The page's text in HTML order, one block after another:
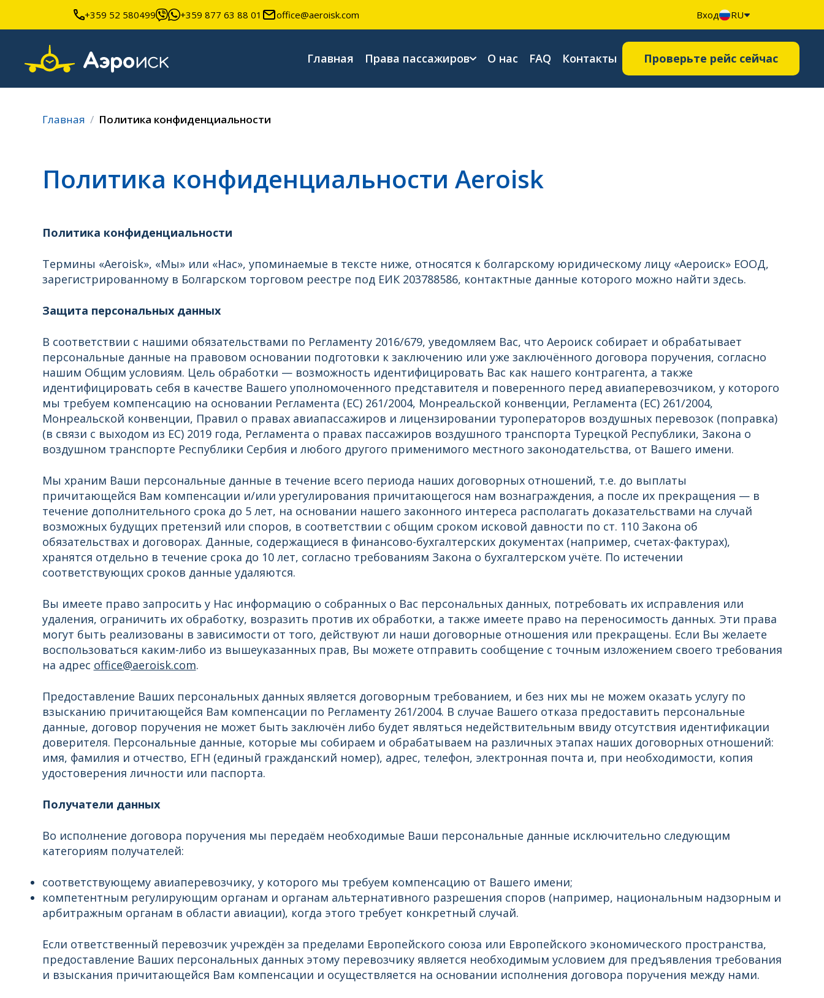
+359 52 580499 +359 877 63 88 01 office@aeroisk.com Вход RU
Главная Права пассажиров О нас FAQ Контакты Проверьте рейс сейчас
Главная Политика конфиденциальности
Политика конфиденциальности Aeroisk
Политика конфиденциальности
Термины «Aeroisk», «Мы» или «Нас», упоминаемые в тексте ниже, относятся к болгарскому юридическому лицу «Аероиск» ЕООД,
зарегистрированному в Болгарском торговом реестре под ЕИК 203788586, контактные данные которого можно найти здесь.
Защита персональных данных
В соответствии с нашими обязательствами по Регламенту 2016/679, уведомляем Вас, что Аероиск собирает и обрабатывает
персональные данные на правовом основании подготовки к заключению или уже заключённого договора поручения, согласно
нашим Общим условиям. Цель обработки — возможность идентифицировать Вас как нашего контрагента, а также
идентифицировать себя в качестве Вашего уполномоченного представителя и поверенного перед авиаперевозчиком, у которого
мы требуем компенсацию на основании Регламента (ЕС) 261/2004, Монреальской конвенции, Регламента (ЕС) 261/2004,
Монреальской конвенции, Правил о правах авиапассажиров и лицензировании туроператоров воздушных перевозок (поправка)
(в связи с выходом из ЕС) 2019 года, Регламента о правах пассажиров воздушного транспорта Турецкой Республики, Закона о
воздушном транспорте Республики Сербия и любого другого применимого местного законодательства, от Вашего имени.
Мы храним Ваши персональные данные в течение всего периода наших договорных отношений, т.е. до выплаты
причитающейся Вам компенсации и/или урегулирования причитающегося нам вознаграждения, а после их прекращения — в
течение дополнительного срока до 5 лет, на основании нашего законного интереса располагать доказательствами на случай
возможных будущих претензий или споров, в соответствии с общим сроком исковой давности по ст. 110 Закона об
обязательствах и договорах. Данные, содержащиеся в финансово-бухгалтерских документах (например, счетах-фактурах),
хранятся отдельно в течение срока до 10 лет, согласно требованиям Закона о бухгалтерском учёте. По истечении
соответствующих сроков данные удаляются.
Вы имеете право запросить у Нас информацию о собранных о Вас персональных данных, потребовать их исправления или
удаления, ограничить их обработку, возразить против их обработки, а также имеете право на переносимость данных. Эти права
могут быть реализованы в зависимости от того, действуют ли наши договорные отношения или прекращены. Если Вы желаете
воспользоваться каким-либо из вышеуказанных прав, Вы можете отправить сообщение с точным изложением своего требования
на адрес office@aeroisk.com.
Предоставление Ваших персональных данных является договорным требованием, и без них мы не можем оказать услугу по
взысканию причитающейся Вам компенсации по Регламенту 261/2004. В случае Вашего отказа предоставить персональные
данные, договор поручения не может быть заключён либо будет являться недействительным ввиду отсутствия идентификации
доверителя. Персональные данные, которые мы собираем и обрабатываем на различных этапах наших договорных отношений:
имя, фамилия и отчество, ЕГН (единый гражданский номер), адрес, телефон, электронная почта и, при необходимости, копия
удостоверения личности или паспорта.
Получатели данных
Во исполнение договора поручения мы передаём необходимые Ваши персональные данные исключительно следующим
категориям получателей:
соответствующему авиаперевозчику, у которого мы требуем компенсацию от Вашего имени;
компетентным регулирующим органам и органам альтернативного разрешения споров (например, национальным надзорным и
арбитражным органам в области авиации), когда этого требует конкретный случай.
Если ответственный перевозчик учреждён за пределами Европейского союза или Европейского экономического пространства,
предоставление Ваших персональных данных этому перевозчику является необходимым условием для предъявления требования
и взыскания причитающейся Вам компенсации и осуществляется на основании исполнения договора поручения между нами.